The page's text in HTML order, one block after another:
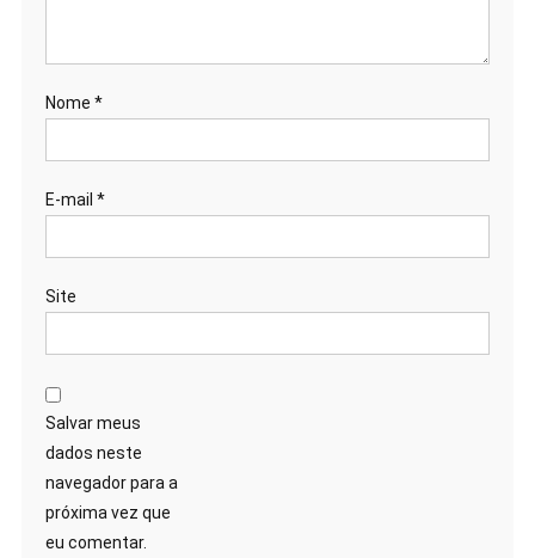
Nome *
E-mail *
Site
Salvar meus
dados neste
navegador para a
próxima vez que
eu comentar.